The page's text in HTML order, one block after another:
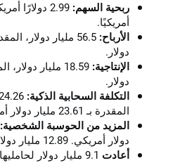
ربحية السهم:
أمريكيًا.
الأرباح:
دولار.
الإنتاجية:
دولار.
التكلفة السحابية الذكية:
المقدرة بـ 23.61 مليار دولار أمريكي.
المزيد من الحوسبة الشخصية:
دولار أمريكي. 12.89 مليار دولار.
أعادت 9.1 مليار دولار لحامليها.